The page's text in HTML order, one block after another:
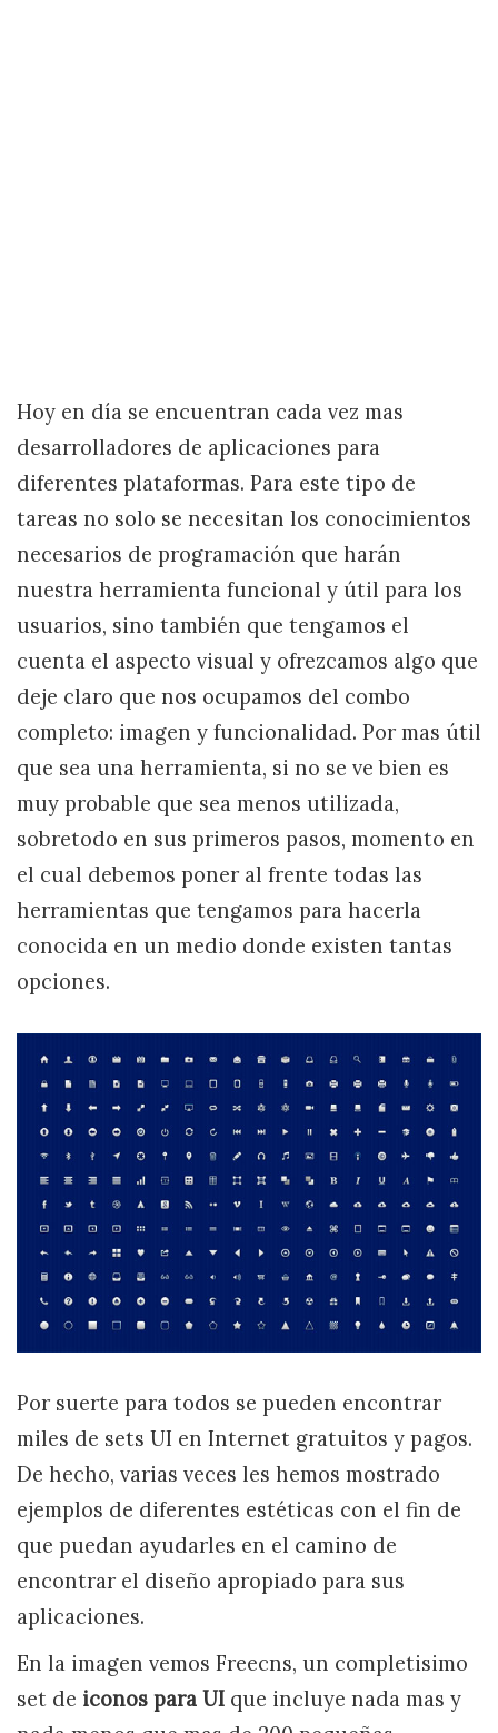
Hoy en día se encuentran cada vez mas
desarrolladores de aplicaciones para
diferentes plataformas. Para este tipo de
tareas no solo se necesitan los conocimientos
necesarios de programación que harán
nuestra herramienta funcional y útil para los
usuarios, sino también que tengamos el
cuenta el aspecto visual y ofrezcamos algo que
deje claro que nos ocupamos del combo
completo: imagen y funcionalidad. Por mas útil
que sea una herramienta, si no se ve bien es
muy probable que sea menos utilizada,
sobretodo en sus primeros pasos, momento en
el cual debemos poner al frente todas las
herramientas que tengamos para hacerla
conocida en un medio donde existen tantas
opciones.
Por suerte para todos se pueden encontrar
miles de sets UI en Internet gratuitos y pagos.
De hecho, varias veces les hemos mostrado
ejemplos de diferentes estéticas con el fin de
que puedan ayudarles en el camino de
encontrar el diseño apropiado para sus
aplicaciones.
En la imagen vemos Freecns, un completisimo
set de iconos para UI que incluye nada mas y